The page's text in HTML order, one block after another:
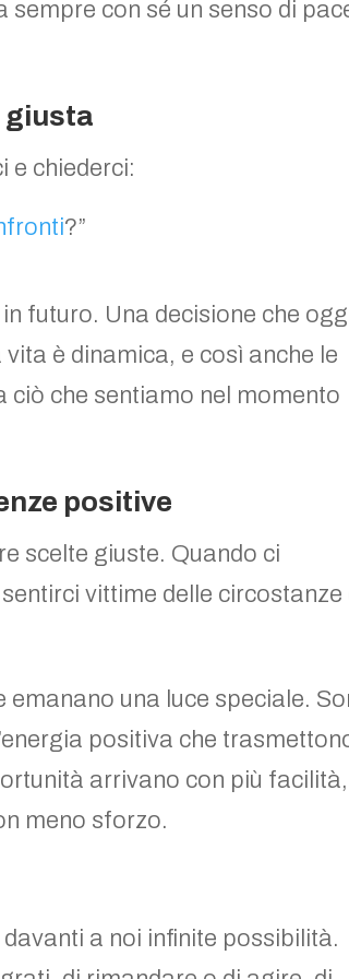
sempre con sé un senso di
giusta
e chiederci:
?”
futuro. Una decisione che
è dinamica, e così anche le
ciò che sentiamo nel momento
positive
scelte giuste. Quando ci
vittime delle circostanze
emanano una luce speciale.
positiva che
arrivano con più
meno sforzo.
a noi infinite possibilità.